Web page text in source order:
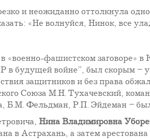
и неожиданно оттолкнула
«Не волнуйся, Нинок, все
фашистском заговоре»
в будущей войне”, был скорым
защитников и без права
Союза М.Н. Тухачевский,
Фельдман, Р.П. Эйдеман –
Нина Владимировна
в Астрахань, а затем